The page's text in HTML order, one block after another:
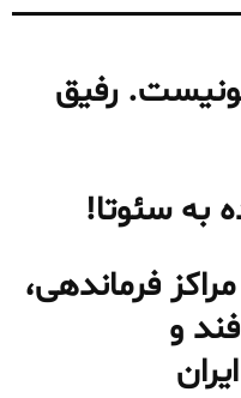
رفیق
به سئوتا!
فرماندهی،
و